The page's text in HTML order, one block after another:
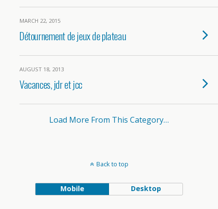
MARCH 22, 2015
Détournement de jeux de plateau
AUGUST 18, 2013
Vacances, jdr et jcc
Load More From This Category…
Back to top
Mobile Desktop